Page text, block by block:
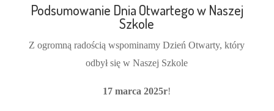
Podsumowanie Dnia Otwartego w Naszej
Szkole
Z ogromną radością wspominamy Dzień Otwarty, który
odbył się w Naszej Szkole
17 marca 2025r!